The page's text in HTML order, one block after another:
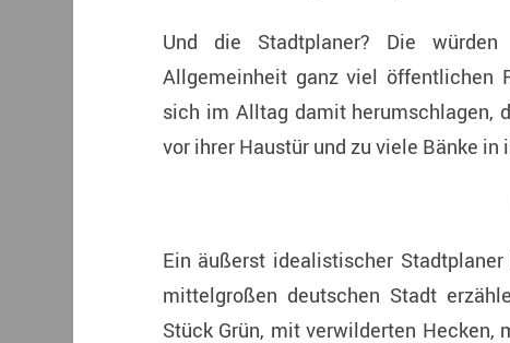
Und die Stadtplaner? Die
Allgemeinheit ganz viel öffentlichen
sich im Alltag damit herumschlagen,
vor ihrer Haustür und zu viele Bänke in
Ein äußerst idealistischer
mittelgroßen deutschen Stadt
Stück Grün, mit verwilderten Hecken,